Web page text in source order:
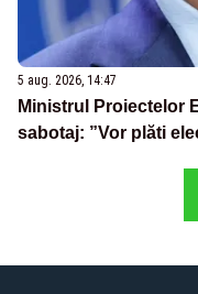
5 aug. 2026, 14:47
Ministrul Proiectelor
sabotaj: ”Vor plăti